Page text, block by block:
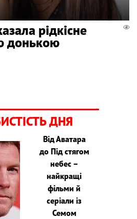
рідкісне
донькою
ДНЯ
Від Аватара
до Під стягом
небес –
найкращі
фільми й
серіали із
Семом